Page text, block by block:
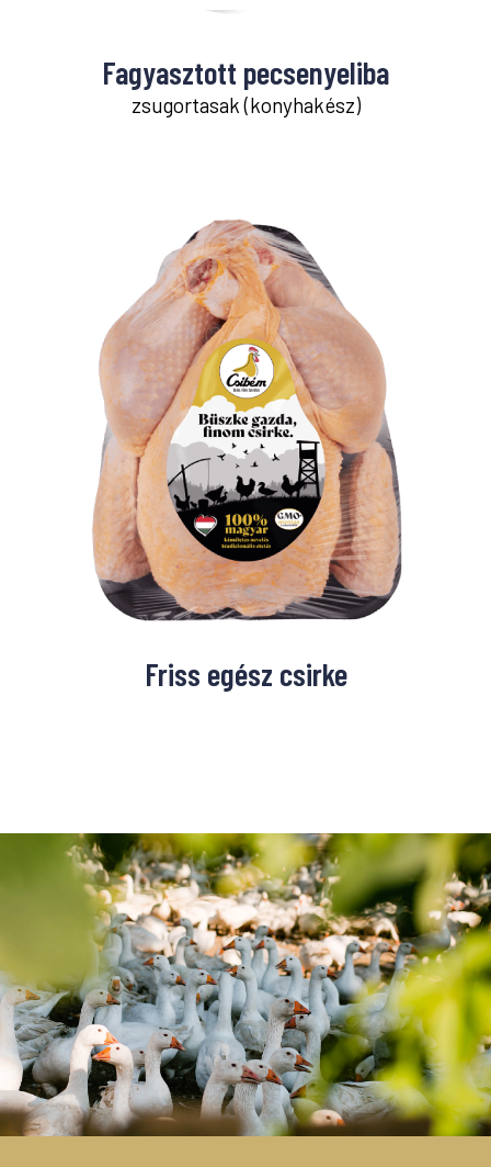
Fagyasztott pecsenyeliba
zsugortasak (konyhakész)
Friss egész csirke